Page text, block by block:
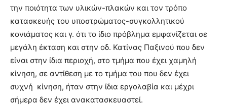
την ποιότητα των υλικών-πλακών και τον τρόπο
κατασκευής του υποστρώματος-συγκολλητικού
κονιάματος και γ. ότι το ίδιο πρόβλημα εμφανίζεται σε
μεγάλη έκταση και στην οδ. Κατίνας Παξινού που δεν
είναι στην ίδια περιοχή, στο τμήμα που έχει χαμηλή
κίνηση, σε αντίθεση με το τμήμα του που δεν έχει
συχνή κίνηση, ήταν στην ίδια εργολαβία και μέχρι
σήμερα δεν έχει ανακατασκευαστεί.